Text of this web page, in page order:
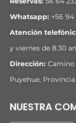
Whatsapp: +56 94
Atención
y viernes de 8.30
Dirección:
Puyehue,
NUESTRA